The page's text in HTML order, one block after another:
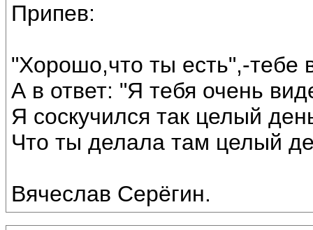
Припев:
"Хорошо,что ты есть",-тебе
А в ответ: "Я тебя очень
Я соскучился так целый
Что ты делала там целый
Вячеслав Серёгин.